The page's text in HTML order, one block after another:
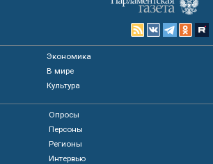
Экономика
В мире
Культура
Опросы
Персоны
Регионы
Интервью